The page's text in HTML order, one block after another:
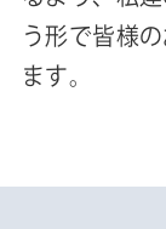
う形で皆様
ます。